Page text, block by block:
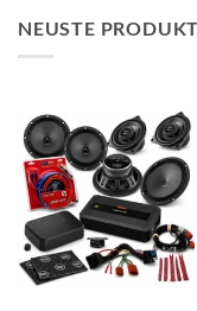
NEUSTE